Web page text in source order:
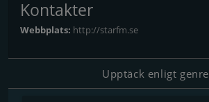
Kontakter
Webbplats: http://starfm.se
Upptäck enligt genre